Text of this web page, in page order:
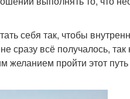
себя так, чтобы
сразу всё получалось,
желанием пройти этот